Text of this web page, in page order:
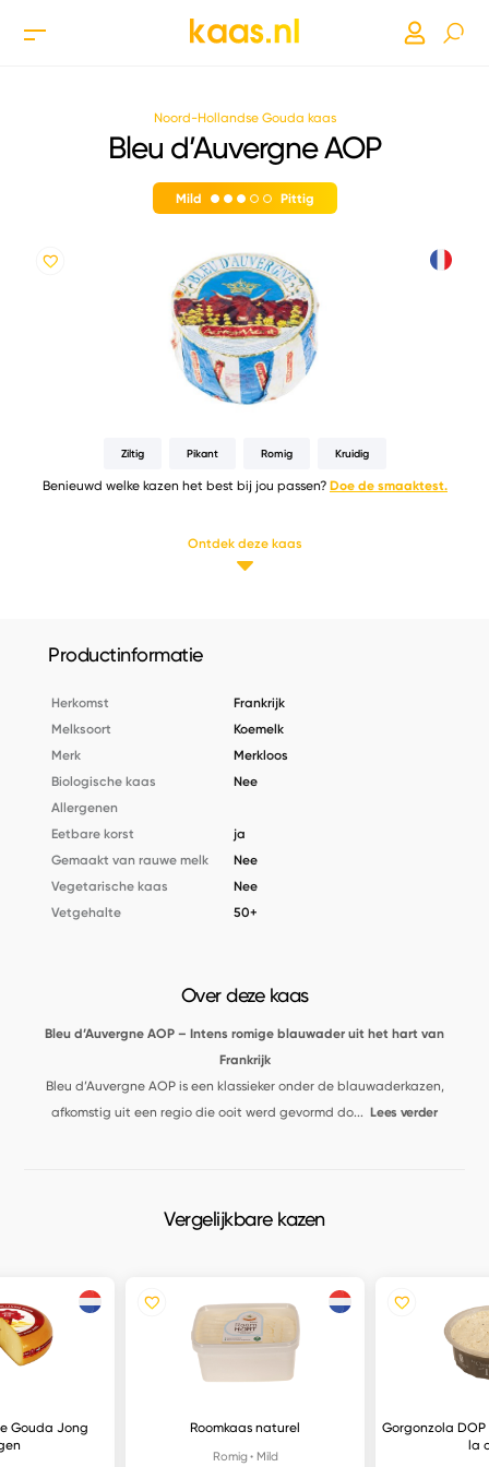
Noord-Hollandse Gouda kaas
Bleu d’Auvergne AOP
Mild Pittig
Ziltig Pikant Romig Kruidig
Benieuwd welke kazen het best bij jou passen? Doe de smaaktest.
Ontdek deze kaas
Productinformatie
Herkomst
Frankrijk
Melksoort
Koemelk
Merk
Merkloos
Biologische kaas
Nee
Allergenen
Eetbare korst
ja
Gemaakt van rauwe melk
Nee
Vegetarische kaas
Nee
Vetgehalte
50+
Over deze kaas
Bleu d’Auvergne AOP – Intens romige blauwader uit het hart van
Frankrijk
Bleu d’Auvergne AOP is een klassieker onder de blauwaderkazen,
afkomstig uit een regio die ooit werd gevormd do... Lees verder
Vergelijkbare kazen
Gouda Jong
Roomkaas naturel
Romig Mild
Gorgonzola
la